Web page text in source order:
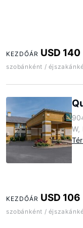
KEZDŐÁR USD 140
szobánként /
W,
KEZDŐÁR USD 106
szobánként /